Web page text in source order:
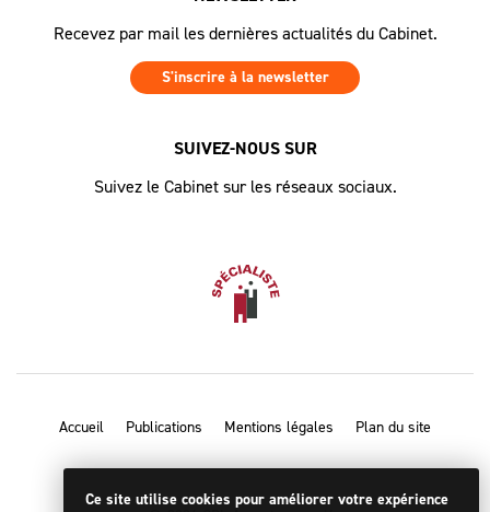
Recevez par mail les dernières actualités du Cabinet.
S'inscrire à la newsletter
SUIVEZ-NOUS SUR
Suivez le Cabinet sur les réseaux sociaux.
Accueil Publications Mentions légales Plan du site
Ce site utilise cookies pour améliorer votre expérience